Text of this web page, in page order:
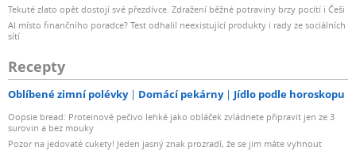
Tekuté zlato opět dostojí své přezdívce. Zdražení běžné potraviny brzy pocítí i Češi
AI místo finančního poradce? Test odhalil neexistující produkty i rady ze sociálních
sítí
Recepty
Oblíbené zimní polévky Domácí pekárny Jídlo podle horoskopu
Oopsie bread: Proteinové pečivo lehké jako obláček zvládnete připravit jen ze 3
surovin a bez mouky
Pozor na jedovaté cukety! Jeden jasný znak prozradí, že se jim máte vyhnout